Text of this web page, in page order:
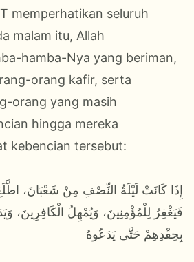
memperhatikan seluruh
malam itu, Allah
hamba-Nya yang beriman,
orang kafir, serta
orang yang masih
hingga mereka
kebencian tersebut:
إِذَا كَانَتْ لَيْلَةُ النِّصْفِ مِنْ شَعْبَانَ،
فَيَغْفِرُ لِلْمُؤْمِنِينَ، وَيُمْهِلُ الْكَافِرِينَ،
بِحِقْدِهِمْ حَتَّى يَدَعُوهُ